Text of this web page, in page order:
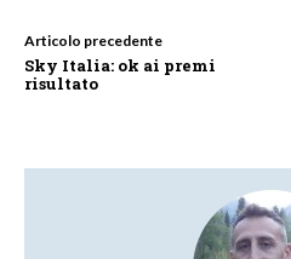
Articolo precedente
Sky Italia: ok ai premi
risultato